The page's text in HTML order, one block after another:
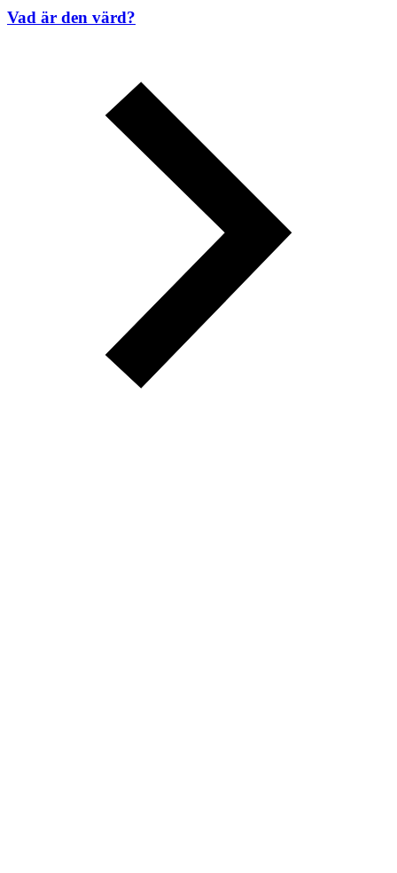
Vad är den värd?